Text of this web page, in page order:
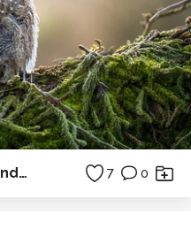
Paardenbloem maar dan anders 7 0